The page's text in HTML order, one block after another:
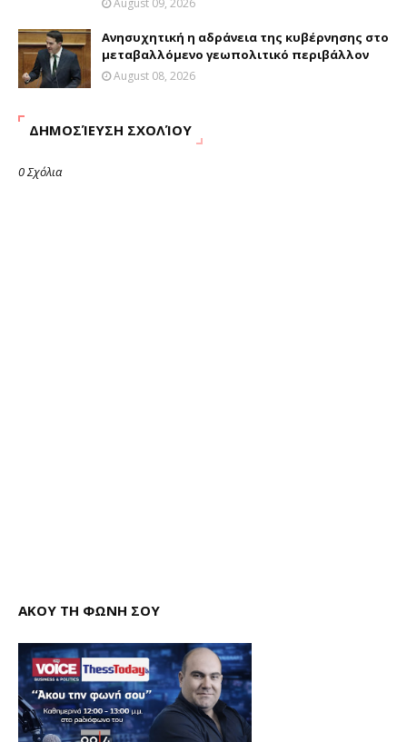
August 09, 2026
Ανησυχητική η αδράνεια της κυβέρνησης στο
μεταβαλλόμενο γεωπολιτικό περιβάλλον
August 08, 2026
ΔΗΜΟΣΊΕΥΣΗ ΣΧΟΛΊΟΥ
0 Σχόλια
ΑΚΟΥ ΤΗ ΦΩΝΗ ΣΟΥ